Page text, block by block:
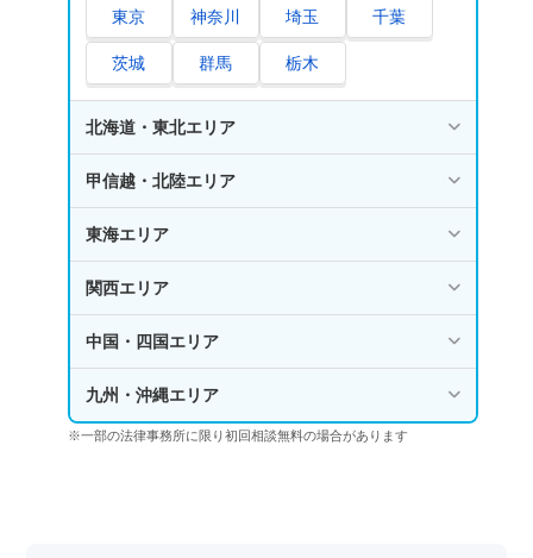
東京 神奈川 埼玉 千葉
茨城 群馬 栃木
北海道・東北エリア
甲信越・北陸エリア
東海エリア
関西エリア
中国・四国エリア
九州・沖縄エリア
※一部の法律事務所に限り初回相談無料の場合があります